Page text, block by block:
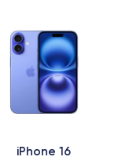
iPhone 16